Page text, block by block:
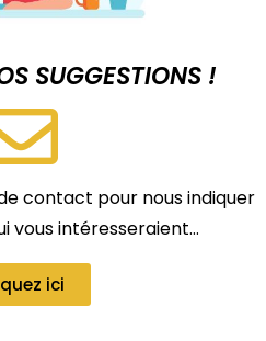
SUGGESTIONS !
contact pour nous indiquer
vous intéresseraient…
ici